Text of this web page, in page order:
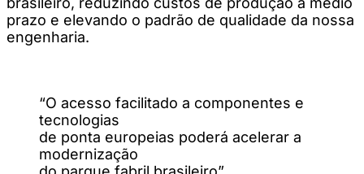
prazo e elevando o padrão de qualidade da nossa
engenharia.
“O acesso facilitado a componentes e
tecnologias
de ponta europeias poderá acelerar a
modernização